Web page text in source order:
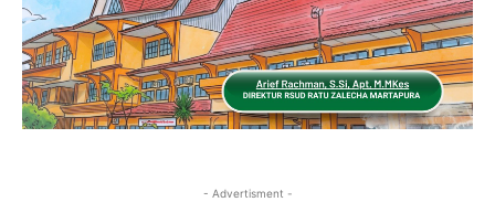
- Advertisment -